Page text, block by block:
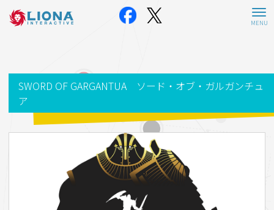
SWORD OF GARGANTUA ソード・オブ・ガルガンチュ
ア